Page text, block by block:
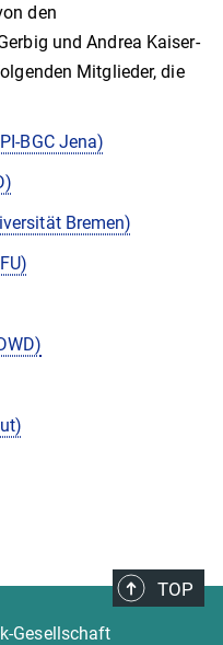
den
und Andrea Kaiser-
Mitglieder, die
BGC Jena)
Bremen)
TOP
Gesellschaft